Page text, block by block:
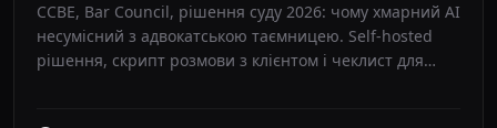
CCBE, Bar Council, рішення суду 2026: чому хмарний AI
несумісний з адвокатською таємницею. Self-hosted
рішення, скрипт розмови з клієнтом і чеклист для